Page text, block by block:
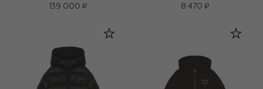
139 000 ₽
8 470 ₽